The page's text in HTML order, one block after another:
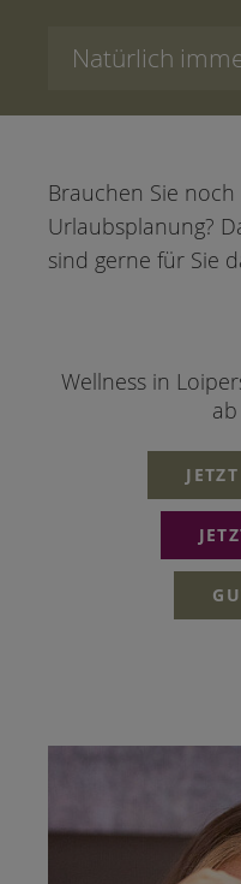
Natürlich
Brauchen Sie
Urlaubsplanung?
sind gerne für Sie
Wellness in